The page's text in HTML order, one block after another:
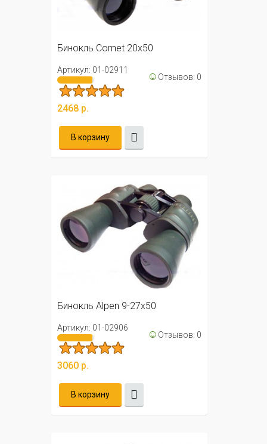
Бинокль Comet 20x50
Артикул: 01-02911 ☺ Отзывов: 0
2468 р.
В корзину
Бинокль Alpen 9-27x50
Артикул: 01-02906 ☺ Отзывов: 0
3060 р.
В корзину